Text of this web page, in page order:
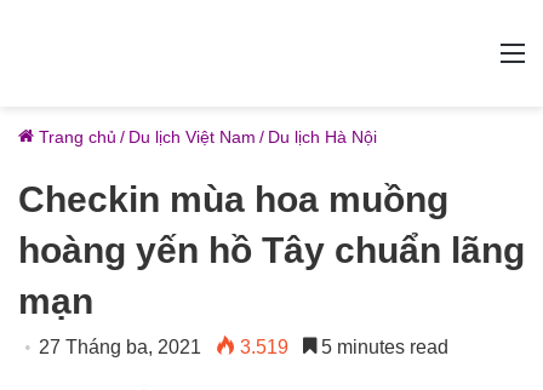
Trang chủ / Du lịch Việt Nam / Du lịch Hà Nội
Checkin mùa hoa muồng
hoàng yến hồ Tây chuẩn lãng
mạn
27 Tháng ba, 2021 3.519 5 minutes read